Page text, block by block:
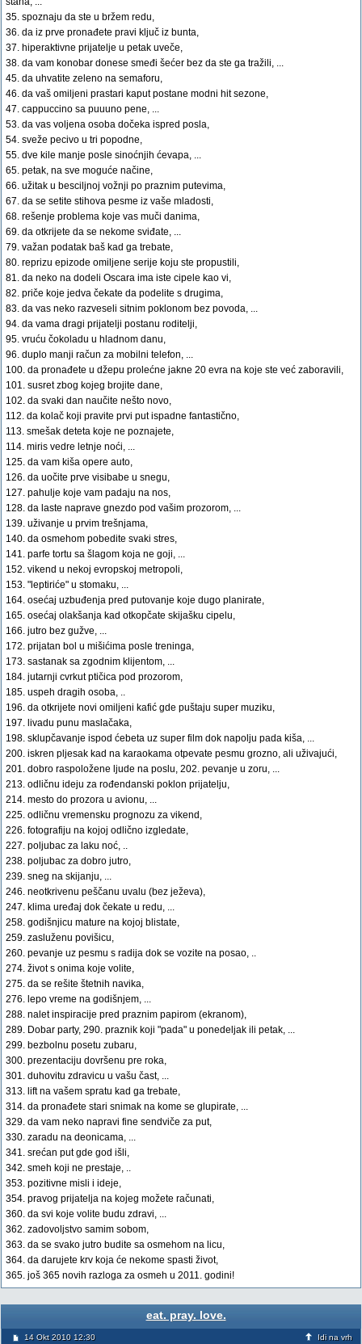
35. spoznaju da ste u bržem redu,
36. da iz prve pronađete pravi ključ iz bunta,
37. hiperaktivne prijatelje u petak uveče,
38. da vam konobar donese smeđi šećer bez da ste ga tražili, ...
45. da uhvatite zeleno na semaforu,
46. da vaš omiljeni prastari kaput postane modni hit sezone,
47. cappuccino sa puuuno pene, ...
53. da vas voljena osoba dočeka ispred posla,
54. sveže pecivo u tri popodne,
55. dve kile manje posle sinoćnjih ćevapa, ...
65. petak, na sve moguće načine,
66. užitak u besciljnoj vožnji po praznim putevima,
67. da se setite stihova pesme iz vaše mladosti,
68. rešenje problema koje vas muči danima,
69. da otkrijete da se nekome sviđate, ...
79. važan podatak baš kad ga trebate,
80. reprizu epizode omiljene serije koju ste propustili,
81. da neko na dodeli Oscara ima iste cipele kao vi,
82. priče koje jedva čekate da podelite s drugima,
83. da vas neko razveseli sitnim poklonom bez povoda, ...
94. da vama dragi prijatelji postanu roditelji,
95. vruću čokoladu u hladnom danu,
96. duplo manji račun za mobilni telefon, ...
100. da pronađete u džepu prolećne jakne 20 evra na koje ste već zaboravili,
101. susret zbog kojeg brojite dane,
102. da svaki dan naučite nešto novo,
112. da kolač koji pravite prvi put ispadne fantastično,
113. smešak deteta koje ne poznajete,
114. miris vedre letnje noći, ...
125. da vam kiša opere auto,
126. da uočite prve visibabe u snegu,
127. pahulje koje vam padaju na nos,
128. da laste naprave gnezdo pod vašim prozorom, ...
139. uživanje u prvim trešnjama,
140. da osmehom pobedite svaki stres,
141. parfe tortu sa šlagom koja ne goji, ...
152. vikend u nekoj evropskoj metropoli,
153. "leptiriće" u stomaku, ...
164. osećaj uzbuđenja pred putovanje koje dugo planirate,
165. osećaj olakšanja kad otkopčate skijašku cipelu,
166. jutro bez gužve, ...
172. prijatan bol u mišićima posle treninga,
173. sastanak sa zgodnim klijentom, ...
184. jutarnji cvrkut ptičica pod prozorom,
185. uspeh dragih osoba, ..
196. da otkrijete novi omiljeni kafić gde puštaju super muziku,
197. livadu punu maslačaka,
198. sklupčavanje ispod ćebeta uz super film dok napolju pada kiša, ...
200. iskren pljesak kad na karaokama otpevate pesmu grozno, ali uživajući,
201. dobro raspoložene ljude na poslu, 202. pevanje u zoru, ...
213. odličnu ideju za rođendanski poklon prijatelju,
214. mesto do prozora u avionu, ...
225. odličnu vremensku prognozu za vikend,
226. fotografiju na kojoj odlično izgledate,
227. poljubac za laku noć, ..
238. poljubac za dobro jutro,
239. sneg na skijanju, ...
246. neotkrivenu peščanu uvalu (bez ježeva),
247. klima uređaj dok čekate u redu, ...
258. godišnjicu mature na kojoj blistate,
259. zasluženu povišicu,
260. pevanje uz pesmu s radija dok se vozite na posao, ..
274. život s onima koje volite,
275. da se rešite štetnih navika,
276. lepo vreme na godišnjem, ...
288. nalet inspiracije pred praznim papirom (ekranom),
289. Dobar party, 290. praznik koji "pada" u ponedeljak ili petak, ...
299. bezbolnu posetu zubaru,
300. prezentaciju dovršenu pre roka,
301. duhovitu zdravicu u vašu čast, ...
313. lift na vašem spratu kad ga trebate,
314. da pronađete stari snimak na kome se glupirate, ...
329. da vam neko napravi fine sendviče za put,
330. zaradu na deonicama, ...
341. srećan put gde god išli,
342. smeh koji ne prestaje, ..
353. pozitivne misli i ideje,
354. pravog prijatelja na kojeg možete računati,
360. da svi koje volite budu zdravi, ...
362. zadovoljstvo samim sobom,
363. da se svako jutro budite sa osmehom na licu,
364. da darujete krv koja će nekome spasti život,
365. još 365 novih razloga za osmeh u 2011. godini!
eat. pray. love.
14 Okt 2010 12:30 Idi na vrh